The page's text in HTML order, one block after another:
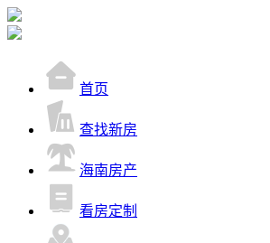
首页
查找新房
海南房产
看房定制